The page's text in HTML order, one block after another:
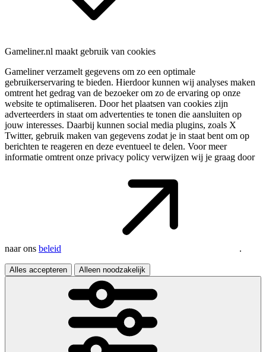
Gameliner.nl maakt gebruik van cookies
Gameliner verzamelt gegevens om zo een optimale
gebruikerservaring te bieden. Hierdoor kunnen wij analyses maken
omtrent het gedrag van de bezoeker om zo de ervaring op onze
website te optimaliseren. Door het plaatsen van cookies zijn
adverteerders in staat om advertenties te tonen die aansluiten op
jouw interesses. Daarbij kunnen social media plugins, zoals X
Twitter, gebruik maken van gegevens zodat je in staat bent om op
berichten te reageren en deze eventueel te delen. Voor meer
informatie omtrent onze privacy policy verwijzen wij je graag door
naar ons beleid .
Alles accepteren Alleen noodzakelijk